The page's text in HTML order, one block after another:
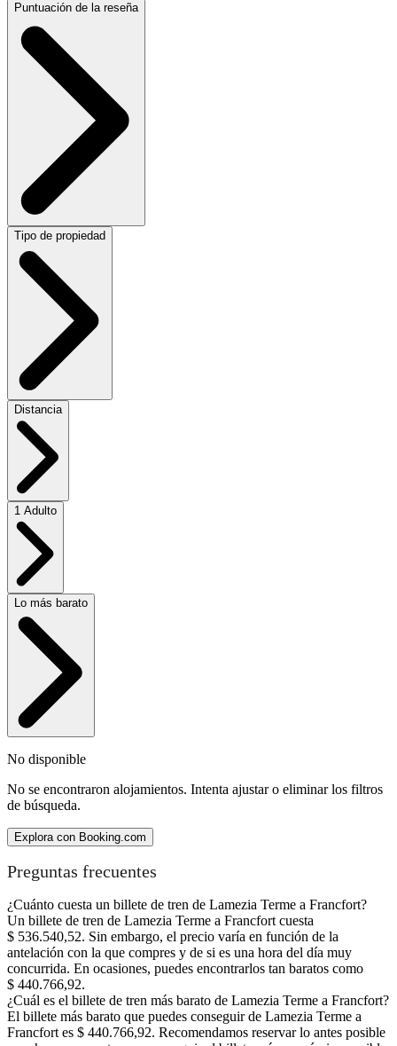
Puntuación de la reseña
Tipo de propiedad
Distancia
1 Adulto
Lo más barato
No disponible
No se encontraron alojamientos. Intenta ajustar o eliminar los filtros
de búsqueda.
Explora con Booking.com
Preguntas frecuentes
¿Cuánto cuesta un billete de tren de Lamezia Terme a Francfort?
Un billete de tren de Lamezia Terme a Francfort cuesta
$ 536.540,52. Sin embargo, el precio varía en función de la
antelación con la que compres y de si es una hora del día muy
concurrida. En ocasiones, puedes encontrarlos tan baratos como
$ 440.766,92.
¿Cuál es el billete de tren más barato de Lamezia Terme a Francfort?
El billete más barato que puedes conseguir de Lamezia Terme a
Francfort es $ 440.766,92. Recomendamos reservar lo antes posible